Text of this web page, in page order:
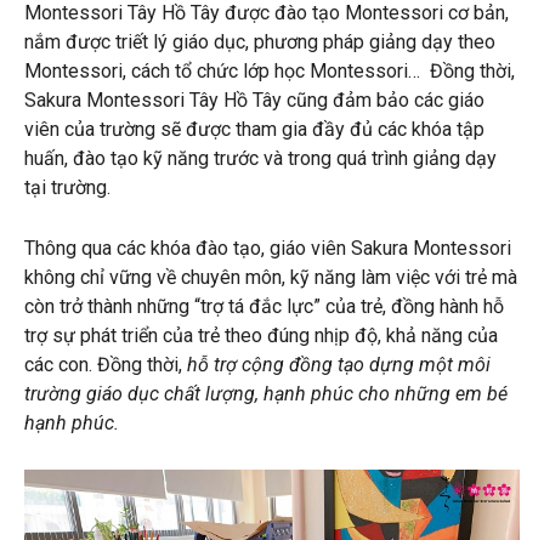
Montessori Tây Hồ Tây được đào tạo Montessori cơ bản,
nắm được triết lý giáo dục, phương pháp giảng dạy theo
Montessori, cách tổ chức lớp học Montessori… Đồng thời,
Sakura Montessori Tây Hồ Tây cũng đảm bảo các giáo
viên của trường sẽ được tham gia đầy đủ các khóa tập
huấn, đào tạo kỹ năng trước và trong quá trình giảng dạy
tại trường.
Thông qua các khóa đào tạo, giáo viên Sakura Montessori
không chỉ vững về chuyên môn, kỹ năng làm việc với trẻ mà
còn trở thành những “trợ tá đắc lực” của trẻ, đồng hành hỗ
trợ sự phát triển của trẻ theo đúng nhịp độ, khả năng của
các con. Đồng thời, hỗ trợ cộng đồng tạo dựng một môi
trường giáo dục chất lượng, hạnh phúc cho những em bé
hạnh phúc.